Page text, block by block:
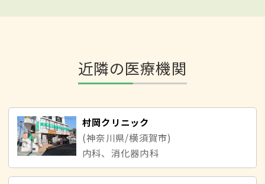
近隣の医療機関
村岡クリニック
(神奈川県/横須賀市)
内科、消化器内科